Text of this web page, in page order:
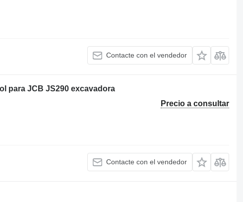
Contacte con el vendedor
para JCB JS290 excavadora
Precio a consultar
Contacte con el vendedor